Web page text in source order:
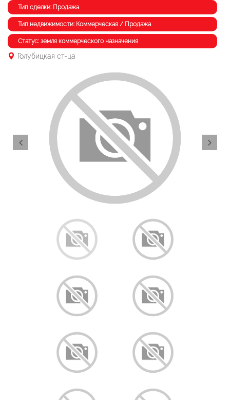
Тип сделки: Продажа
Тип недвижимости: Коммерческая / Продажа
Статус: земля коммерческого назначения
Голубицкая ст-ца